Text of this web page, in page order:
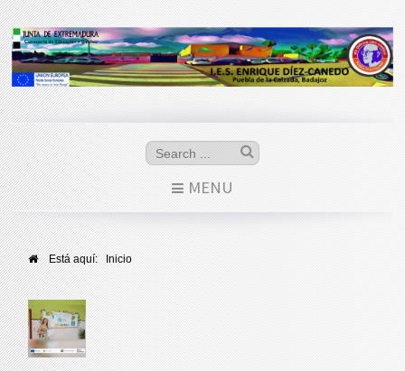
MENU
Está aquí: Inicio